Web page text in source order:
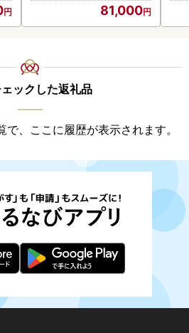
81,000
ックした返礼品
、ここに履歴が表示されます。